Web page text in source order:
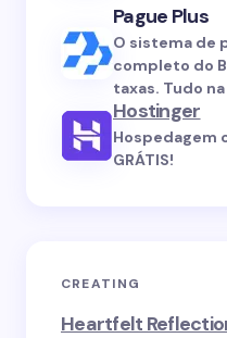
Pague Plus
O sistema de
completo do
taxas. Tudo
Hostinger
Hospedagem
GRÁTIS!
CREATING
Heartfelt